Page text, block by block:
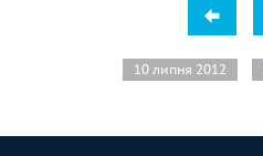
10 липня 2012